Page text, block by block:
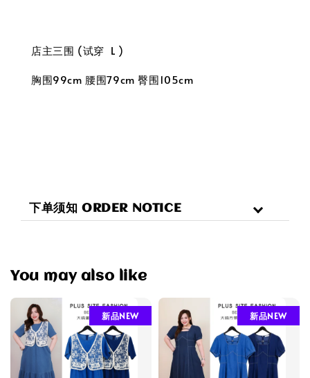
店主三围 (试穿 L )
胸围99cm 腰围79cm 臀围105cm
下单须知 ORDER NOTICE
You may also like
新品NEW 新品NEW